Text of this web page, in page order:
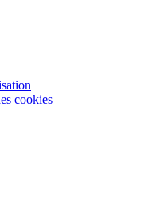
cookies